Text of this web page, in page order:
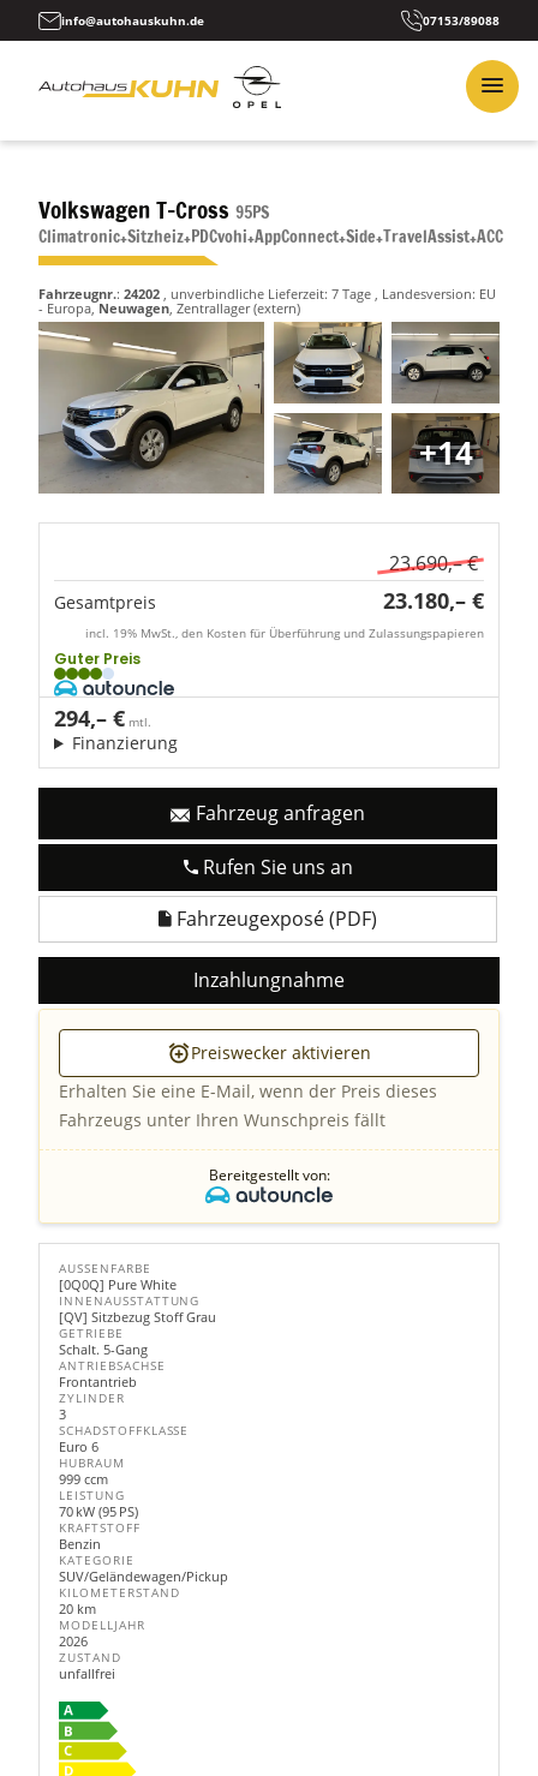
info@autohauskuhn.de 07153/89088
Volkswagen T-Cross 95PS
Climatronic+Sitzheiz+PDCvohi+AppConnect+Side+TravelAssist+ACC
Fahrzeugnr.: 24202 , unverbindliche Lieferzeit: 7 Tage , Landesversion: EU
- Europa,Neuwagen, Zentrallager (extern)
+14
23.690,– €
Gesamtpreis 23.180,– €
incl. 19% MwSt., den Kosten für Überführung und Zulassungspapieren
Guter Preis
294,– € mtl.
Finanzierung
Rufen Sie uns an
Fahrzeug anfragen
Fahrzeugexposé (PDF)
Inzahlungnahme
Preiswecker aktivieren
Erhalten Sie eine E-Mail, wenn der Preis dieses
Fahrzeugs unter Ihren Wunschpreis fällt
Bereitgestellt von:
AUSSENFARBE
[0Q0Q] Pure White
INNENAUSSTATTUNG
[QV] Sitzbezug Stoff Grau
GETRIEBE
Schalt. 5-Gang
ANTRIEBSACHSE
Frontantrieb
ZYLINDER
3
SCHADSTOFFKLASSE
Euro 6
HUBRAUM
999 ccm
LEISTUNG
70 kW (95 PS)
KRAFTSTOFF
Benzin
KATEGORIE
SUV/Geländewagen/Pickup
KILOMETERSTAND
20 km
MODELLJAHR
2026
ZUSTAND
unfallfrei